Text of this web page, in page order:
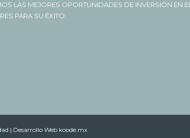
LAS MEJORES OPORTUNIDADES DE INVERSIÓN EN EL
PARA SU ÉXITO.
| Desarrollo Web koode.mx